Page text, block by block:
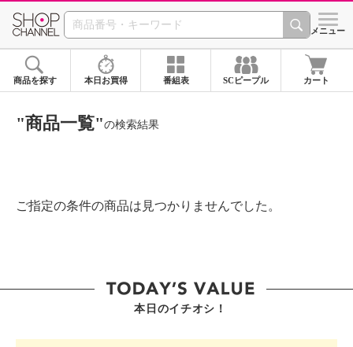
SHOP CHANNEL ショッ
メニュー
商品を探す 本日お買得 番組表 SCピープル カート
"商品一覧"の検索結果
ご指定の条件の商品は見つかりませんでした。
本日のイチオシ！